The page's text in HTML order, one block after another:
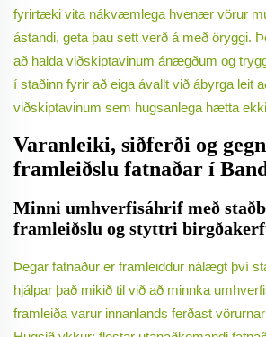
fyrirtæki vita nákvæmlega hvenær vörur
ástandi, geta þau sett verð á með öryggi.
að halda viðskiptavinum ánægðum og
í staðinn fyrir að eiga ávallt við ábyrga leit
viðskiptavinum sem hugsanlega hætta
Varanleiki, siðferði og
framleiðslu fatnaðar í
Minni umhverfisáhrif með
framleiðslu og styttri
Þegar fatnaður er framleiddur nálægt því
hjálpar það mikið til við að minnka
framleiða varur innanlands ferðast